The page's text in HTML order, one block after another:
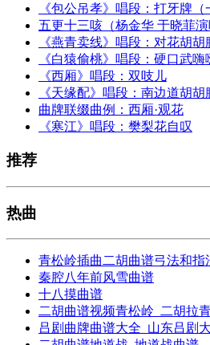
《包公吊孝》唱段：打牙牌（
五更十三咳（杨金华 于晓菲演
《燕青卖线》唱段：对花胡胡
《白猿偷桃》唱段：硬口武嗨
《西厢》唱段：双吱儿
《天缘配》唱段：南边道胡胡
曲牌联缀曲例：西厢·观花
《寒江》唱段：樊梨花自叹
推荐
热曲
青松岭插曲二胡曲谱弓法和
秦腔八年前风雪曲谱
十八摸曲谱
二胡曲谱视频青松岭_二胡拉
吕剧曲牌曲谱大全_山东吕剧